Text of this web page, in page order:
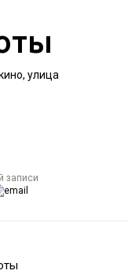
улица
записи